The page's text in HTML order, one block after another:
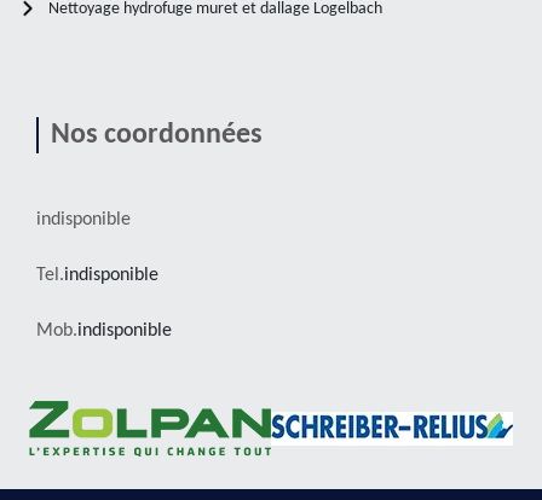
Nettoyage hydrofuge muret et dallage Logelbach
Nos coordonnées
indisponible
Tel.indisponible
Mob.indisponible